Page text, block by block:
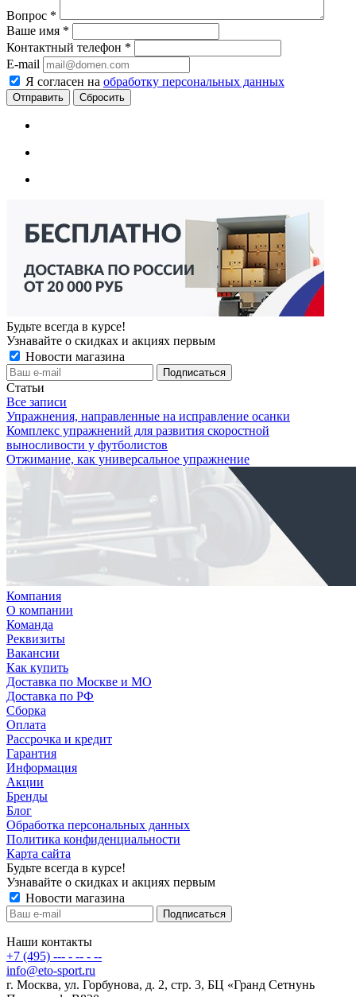
Вопрос *
Ваше имя *
Контактный телефон *
E-mail
Я согласен на обработку персональных данных
Сбросить
Будьте всегда в курсе!
Узнавайте о скидках и акциях первым
Новости магазина
Статьи
Все записи
Упражнения, направленные на исправление осанки
Комплекс упражнений для развития скоростной
выносливости у футболистов
Отжимание, как универсальное упражнение
Компания
О компании
Команда
Реквизиты
Вакансии
Как купить
Доставка по Москве и МО
Доставка по РФ
Сборка
Оплата
Рассрочка и кредит
Гарантия
Информация
Акции
Бренды
Блог
Обработка персональных данных
Политика конфиденциальности
Карта сайта
Будьте всегда в курсе!
Узнавайте о скидках и акциях первым
Новости магазина
Наши контакты
+7 (495) --- - -- - --
info@eto-sport.ru
г. Москва, ул. Горбунова, д. 2, стр. 3, БЦ «Гранд Сетнунь